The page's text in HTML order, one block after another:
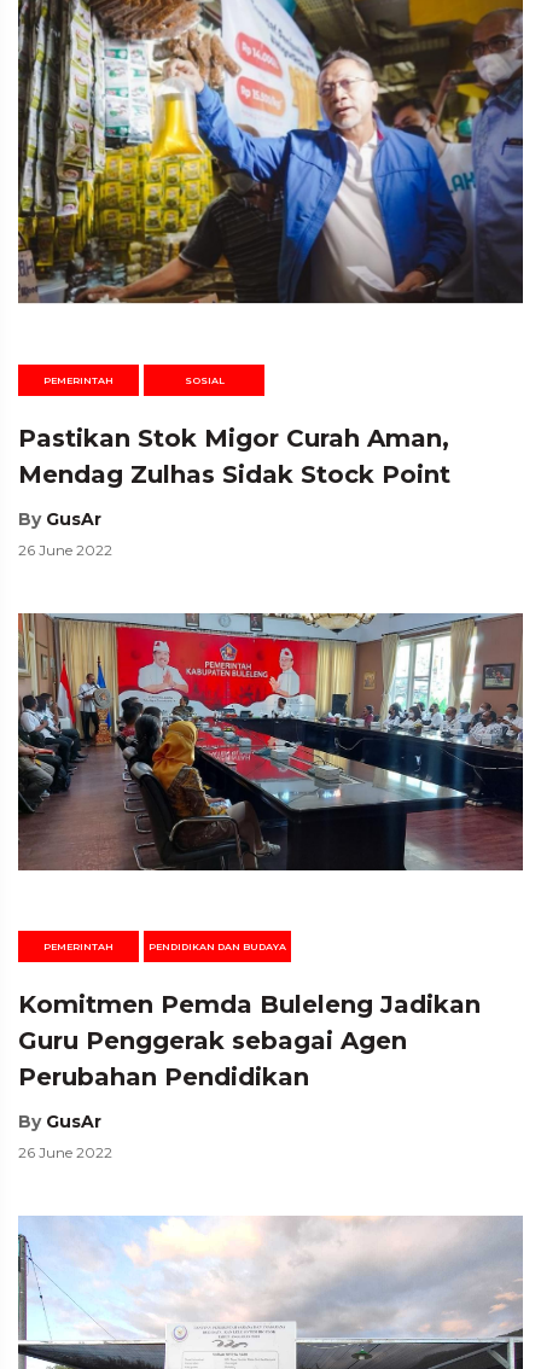
PEMERINTAH SOSIAL
Pastikan Stok Migor Curah Aman,
Mendag Zulhas Sidak Stock Point
By GusAr
26 June 2022
PEMERINTAH PENDIDIKAN DAN BUDAYA
Komitmen Pemda Buleleng Jadikan
Guru Penggerak sebagai Agen
Perubahan Pendidikan
By GusAr
26 June 2022